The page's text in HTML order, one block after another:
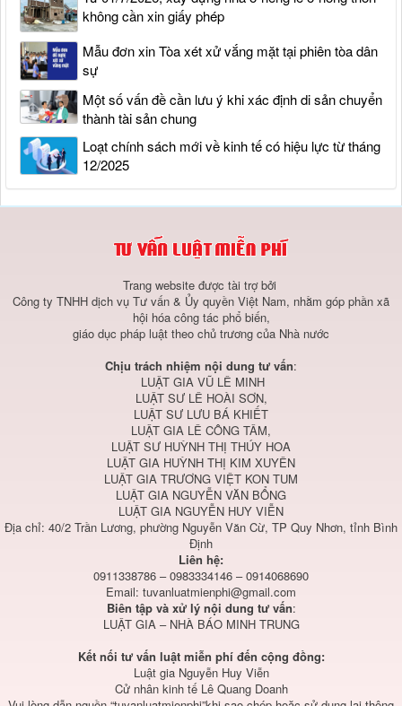
không cần xin giấy phép
Mẫu đơn xin Tòa xét xử vắng mặt tại phiên tòa dân
sự
Một số vấn đề cần lưu ý khi xác định di sản chuyển
thành tài sản chung
Loạt chính sách mới về kinh tế có hiệu lực từ tháng
12/2025
Trang website được tài trợ bởi
Công ty TNHH dịch vụ Tư vấn & Ủy quyền Việt Nam, nhằm góp phần xã
hội hóa công tác phổ biến,
giáo dục pháp luật theo chủ trương của Nhà nước
Chịu trách nhiệm nội dung tư vấn:
LUẬT GIA VŨ LÊ MINH
LUẬT SƯ LÊ HOÀI SƠN,
LUẬT SƯ LƯU BÁ KHIẾT
LUẬT GIA LÊ CÔNG TÂM,
LUẬT SƯ HUỲNH THỊ THÚY HOA
LUẬT GIA HUỲNH THỊ KIM XUYÊN
LUẬT GIA TRƯƠNG VIỆT KON TUM
LUẬT GIA NGUYỄN VĂN BỔNG
LUẬT GIA NGUYỄN HUY VIỄN
Địa chỉ: 40/2 Trần Lương, phường Nguyễn Văn Cừ, TP Quy Nhơn, tỉnh Bình
Định
Liên hệ:
0911338786 – 0983334146 – 0914068690
Email: tuvanluatmienphi@gmail.com
Biên tập và xử lý nội dung tư vấn:
LUẬT GIA – NHÀ BÁO MINH TRUNG
Kết nối tư vấn luật miễn phí đến cộng đồng:
Luật gia Nguyễn Huy Viễn
Cử nhân kinh tế Lê Quang Doanh